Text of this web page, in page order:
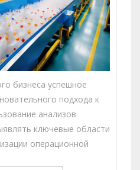
бизнеса успешное
подхода к
анализов
ключевые области
операционной